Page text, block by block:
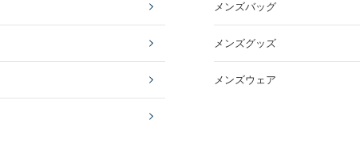
メンズバッグ
メンズグッズ
メンズウェア